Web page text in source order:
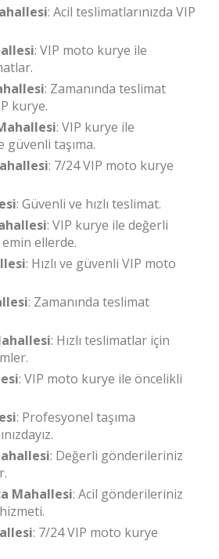
: Acil teslimatlarınızda VIP
: VIP moto kurye ile
: Zamanında teslimat
kurye.
: VIP kurye ile
güvenli taşıma.
: 7/24 VIP moto kurye
: Güvenli ve hızlı teslimat.
: VIP kurye ile değerli
ellerde.
: Hızlı ve güvenli VIP moto
: Zamanında teslimat
: Hızlı teslimatlar için
: VIP moto kurye ile öncelikli
: Profesyonel taşıma
: Değerli gönderileriniz
Mahallesi: Acil gönderileriniz
: 7/24 VIP moto kurye